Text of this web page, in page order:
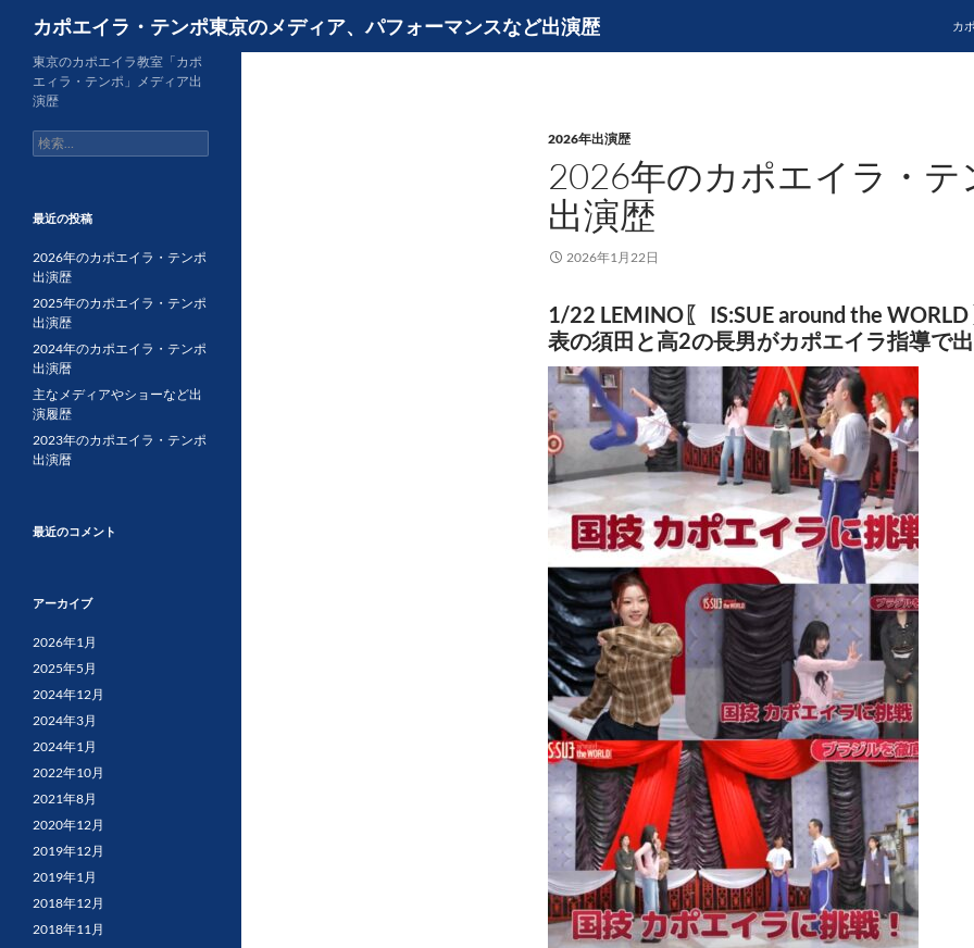
カポエイラ・テンポ東京のメディア、パフォーマンスなど出演歴 カ
2026年出演歴
2026年のカポエイラ・テ
出演歴
2026年1月22日
1/22 LEMINO〖 IS:SUE around the
表の須田と高2の長男がカポエイラ指導で
東京のカポエイラ教室「カポ
エィラ・テンポ」メディア出
演歴
検
索:
最近の投稿
2026年のカポエイラ・テンポ
出演歴
2025年のカポエイラ・テンポ
出演歴
2024年のカポエイラ・テンポ
出演暦
主なメディアやショーなど出
演履歴
2023年のカポエイラ・テンポ
出演暦
最近のコメント
アーカイブ
2026年1月
2025年5月
2024年12月
2024年3月
2024年1月
2022年10月
2021年8月
2020年12月
2019年12月
2019年1月
2018年12月
2018年11月